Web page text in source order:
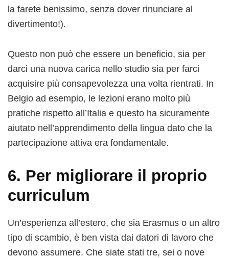
la farete benissimo, senza dover rinunciare al
divertimento!).
Questo non può che essere un beneficio, sia per
darci una nuova carica nello studio sia per farci
acquisire più consapevolezza una volta rientrati. In
Belgio ad esempio, le lezioni erano molto più
pratiche rispetto all’Italia e questo ha sicuramente
aiutato nell’apprendimento della lingua dato che la
partecipazione attiva era fondamentale.
6. Per migliorare il proprio
curriculum
Un’esperienza all’estero, che sia Erasmus o un altro
tipo di scambio, è ben vista dai datori di lavoro che
devono assumere. Che siate stati tre, sei o nove